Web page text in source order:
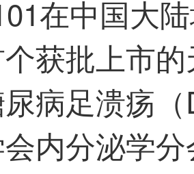
在中国大
获批上市
病足溃疡
内分泌学